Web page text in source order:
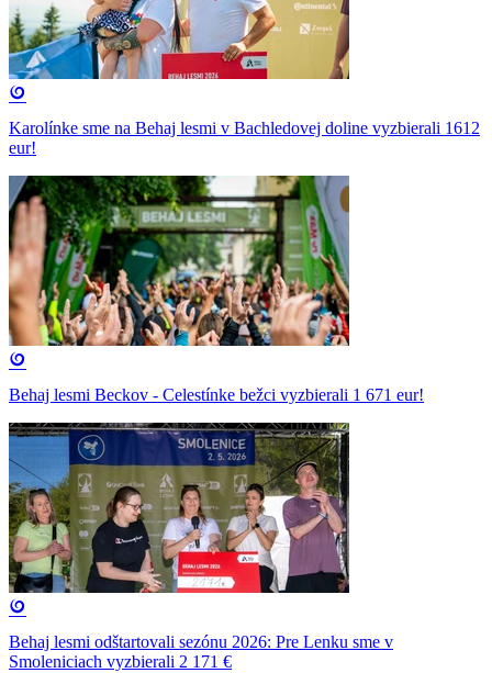
Karolínke sme na Behaj lesmi v Bachledovej doline vyzbierali 1612
eur!
Behaj lesmi Beckov - Celestínke bežci vyzbierali 1 671 eur!
Behaj lesmi odštartovali sezónu 2026: Pre Lenku sme v
Smoleniciach vyzbierali 2 171 €